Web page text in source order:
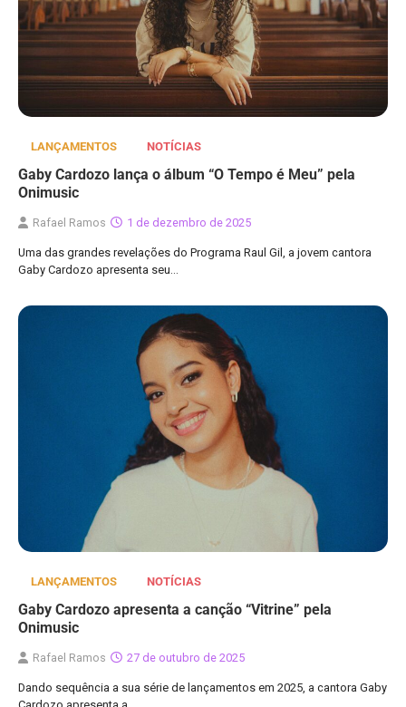
LANÇAMENTOS NOTÍCIAS
Gaby Cardozo lança o álbum “O Tempo é Meu” pela
Onimusic
Rafael Ramos 1 de dezembro de 2025
Uma das grandes revelações do Programa Raul Gil, a jovem cantora
Gaby Cardozo apresenta seu…
LANÇAMENTOS NOTÍCIAS
Gaby Cardozo apresenta a canção “Vitrine” pela
Onimusic
Rafael Ramos 27 de outubro de 2025
Dando sequência a sua série de lançamentos em 2025, a cantora Gaby